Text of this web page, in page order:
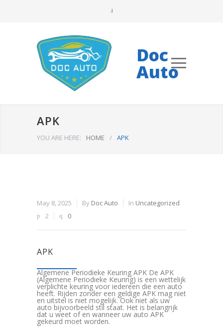
Doc
Auto
APK
YOU ARE HERE: HOME / APK
May 8, 2025 By Doc Auto In Uncategorized
2
0
APK
Algemene Periodieke Keuring APK De APK
(Algemene Periodieke Keuring) is een wettelijk
verplichte keuring voor iedereen die een auto
heeft. Rijden zonder een geldige APK mag niet
en uitstel is niet mogelijk. Ook niet als uw
auto bijvoorbeeld stil staat. Het is belangrijk
dat u weet of en wanneer uw auto APK
gekeurd moet worden.